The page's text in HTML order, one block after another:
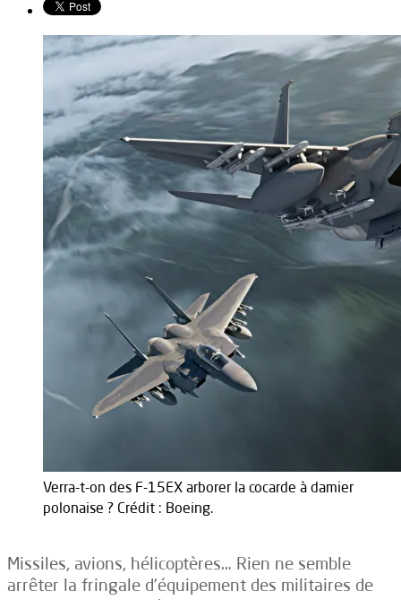
Verra-t-on des F-15EX arborer la cocarde à damier
polonaise ? Crédit : Boeing.
Missiles, avions, hélicoptères… Rien ne semble
arrêter la fringale d’équipement des militaires de